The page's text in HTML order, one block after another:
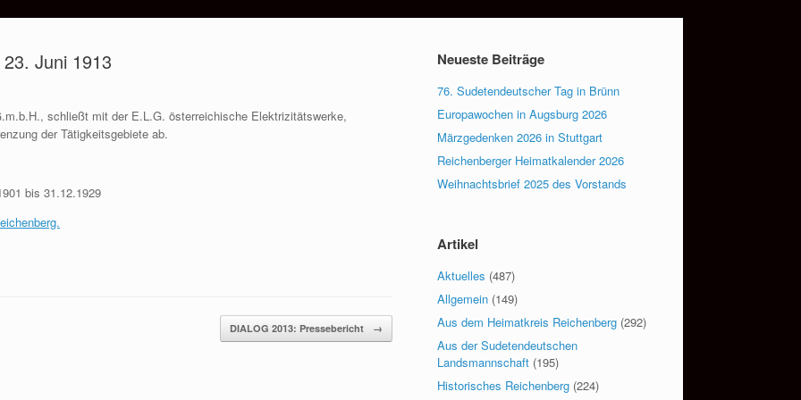
Juni 1913
schließt mit der E.L.G. österreichische Elektrizitätswerke,
der Tätigkeitsgebiete ab.
bis 31.12.1929
DIALOG 2013: Pressebericht →
Neueste Beiträge
76. Sudetendeutscher Tag in Brünn
Europawochen in Augsburg 2026
Märzgedenken 2026 in Stuttgart
Reichenberger Heimatkalender 2026
Weihnachtsbrief 2025 des Vorstands
Artikel
Aktuelles (487)
Allgemein (149)
Aus dem Heimatkreis Reichenberg (292)
Aus der Sudetendeutschen
Landsmannschaft (195)
Historisches Reichenberg (224)